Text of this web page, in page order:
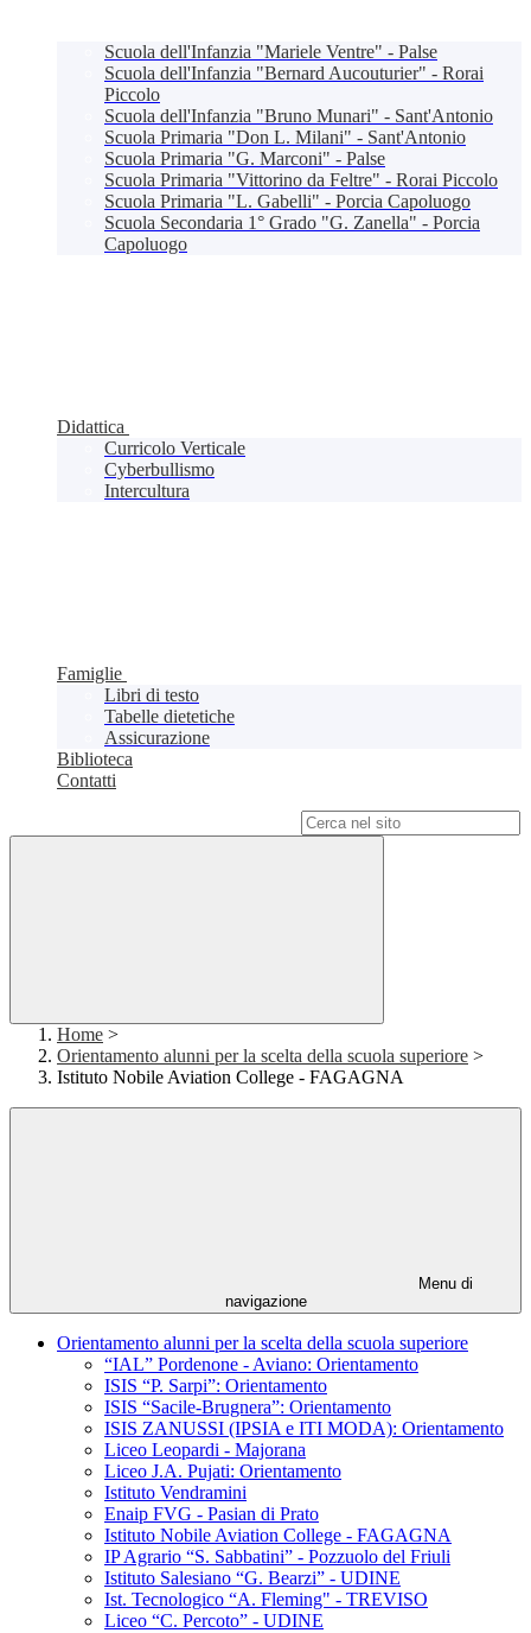
Scuola dell'Infanzia "Mariele Ventre" - Palse
Scuola dell'Infanzia "Bernard Aucouturier" - Rorai
Piccolo
Scuola dell'Infanzia "Bruno Munari" - Sant'Antonio
Scuola Primaria "Don L. Milani" - Sant'Antonio
Scuola Primaria "G. Marconi" - Palse
Scuola Primaria "Vittorino da Feltre" - Rorai Piccolo
Scuola Primaria "L. Gabelli" - Porcia Capoluogo
Scuola Secondaria 1° Grado "G. Zanella" - Porcia
Capoluogo
Didattica
Curricolo Verticale
Cyberbullismo
Intercultura
Famiglie
Libri di testo
Tabelle dietetiche
Assicurazione
Biblioteca
Contatti
Home >
Orientamento alunni per la scelta della scuola superiore >
Istituto Nobile Aviation College - FAGAGNA
Menu di
navigazione
Orientamento alunni per la scelta della scuola superiore
“IAL” Pordenone - Aviano: Orientamento
ISIS “P. Sarpi”: Orientamento
ISIS “Sacile-Brugnera”: Orientamento
ISIS ZANUSSI (IPSIA e ITI MODA): Orientamento
Liceo Leopardi - Majorana
Liceo J.A. Pujati: Orientamento
Istituto Vendramini
Enaip FVG - Pasian di Prato
Istituto Nobile Aviation College - FAGAGNA
IP Agrario “S. Sabbatini” - Pozzuolo del Friuli
Istituto Salesiano “G. Bearzi” - UDINE
Ist. Tecnologico “A. Fleming" - TREVISO
Liceo “C. Percoto” - UDINE